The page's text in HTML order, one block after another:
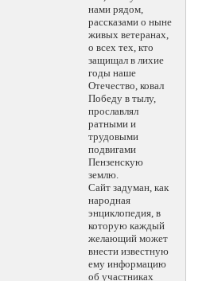
нами рядом,
рассказами о ныне
живых ветеранах,
о всех тех, кто
защищал в лихие
годы наше
Отечество, ковал
Победу в тылу,
прославлял
ратными и
трудовыми
подвигами
Пензенскую
землю.
Сайт задуман, как
народная
энциклопедия, в
которую каждый
желающий может
внести известную
ему информацию
об участниках